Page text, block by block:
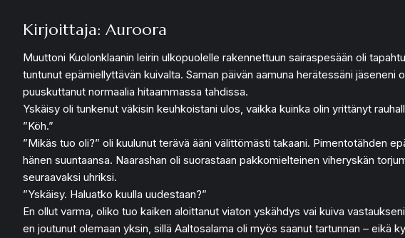
Kirjoittaja: Auroora
Muuttoni Kuolonklaanin leirin ulkopuolelle rakennettuun sairaspesään oli
tuntunut epämiellyttävän kuivalta. Saman päivän aamuna herätessäni
puuskuttanut normaalia hitaammassa tahdissa.
Yskäisy oli tunkenut väkisin keuhkoistani ulos, vaikka kuinka olin yrittänyt
”Köh.”
”Mikäs tuo oli?” oli kuulunut terävä ääni välittömästi takaani. Pimentotähden
hänen suuntaansa. Naarashan oli suorastaan pakkomielteinen viheryskän
seuraavaksi uhriksi.
”Yskäisy. Haluatko kuulla uudestaan?”
En ollut varma, oliko tuo kaiken aloittanut viaton yskähdys vai kuiva
en joutunut olemaan yksin, sillä Aaltosalama oli myös saanut tartunnan – eikä